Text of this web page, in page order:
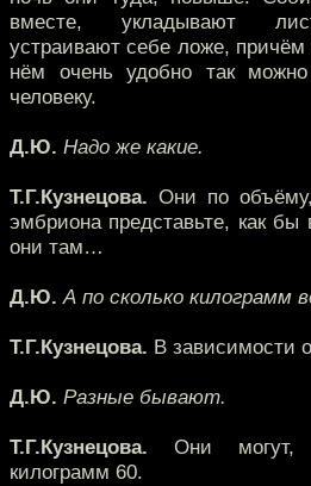
вместе, укладывают
устраивают себе ложе,
нём очень удобно так
человеку.
Д.Ю. Надо же какие.
Т.Г.Кузнецова. Они по
эмбриона представьте, как
они там…
Д.Ю. А по сколько килограмм
Т.Г.Кузнецова. В зависимости
Д.Ю. Разные бывают.
Т.Г.Кузнецова. Они могут,
килограмм 60.